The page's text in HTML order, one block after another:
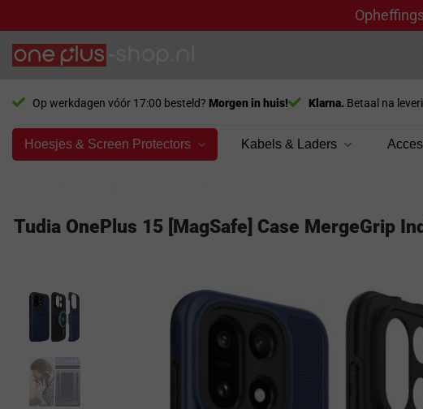
Ga
naar
Op werkdagen vóór 17:00 besteld? Morgen in huis! Klarna. Betaal na
Hoesjes & Screen Protectors Kabels & Laders
Tudia OnePlus 15 [MagSafe] Case MergeGrip